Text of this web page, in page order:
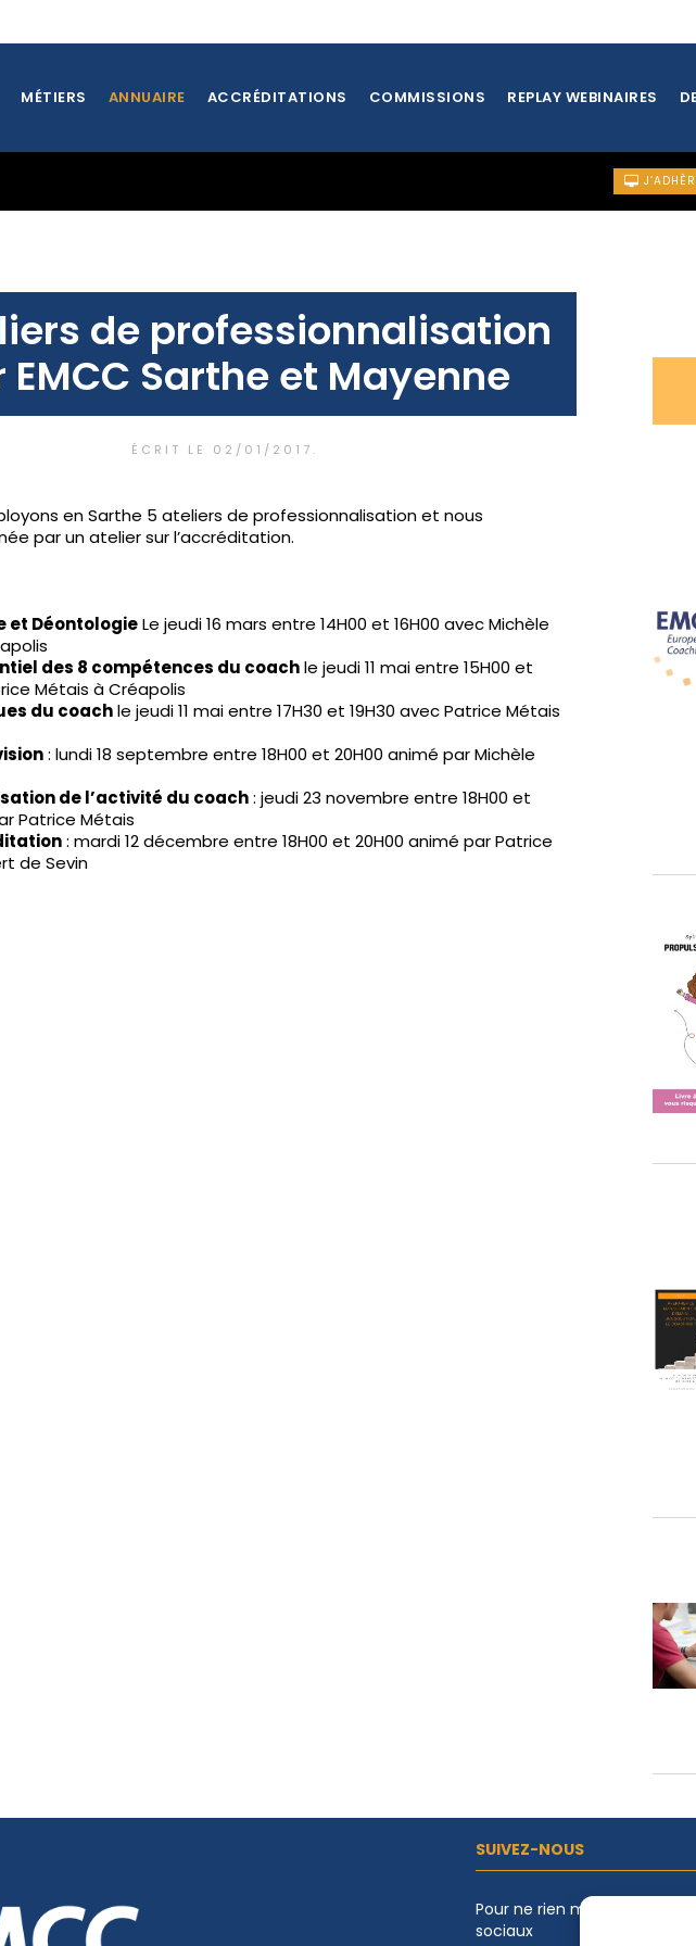
MÉTIERS ANNUAIRE ACCRÉDITATIONS COMMISSIONS REPLAY WEBINAIRES
de professionnalisation
EMCC Sarthe et Mayenne
ÉCRIT LE 02/01/2017.
en Sarthe 5 ateliers de professionnalisation et nous
par un atelier sur l’accréditation.
et DéontologieLe jeudi 16 mars entre 14H00 et 16H00 avec Michèle
des 8 compétences du coachle jeudi 11 mai entre 15H00 et
Métais à Créapolis
du coachle jeudi 11 mai entre 17H30 et 19H30 avec Patrice Métais
: lundi 18 septembre entre 18H00 et 20H00 animé par Michèle
de l’activité du coach: jeudi 23 novembre entre 18H00 et
Patrice Métais
: mardi 12 décembre entre 18H00 et 20H00 animé par Patrice
de Sevin
SUIVEZ-NOUS
Pour ne rien manquer de
sociaux